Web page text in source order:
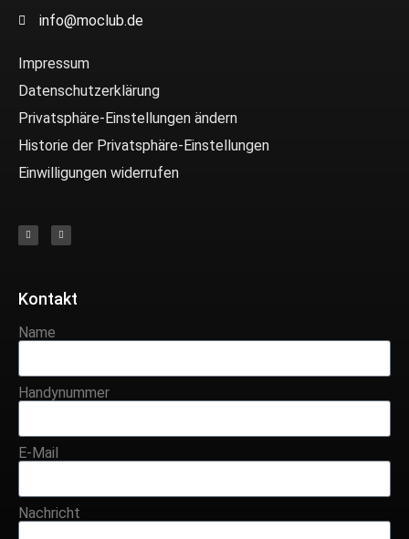
info@moclub.de
Impressum
Datenschutzerklärung
Privatsphäre-Einstellungen ändern
Historie der Privatsphäre-Einstellungen
Einwilligungen widerrufen
Kontakt
Name
Handynummer
E-Mail
Nachricht